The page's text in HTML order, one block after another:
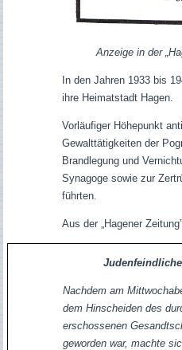
Anzeige in der
In den Jahren 1933 bis
ihre Heimatstadt Hagen.
Vorläufiger Höhepunkt
Gewalttätigkeiten der
Brandlegung und
Synagoge sowie zur
führten.
Aus der „Hagener
Nachdem am
dem Hinscheiden des
erschossenen
geworden war, machte